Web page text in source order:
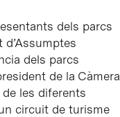
dels parcs
dels parcs
de la Càmera
les diferents
circuit de turisme